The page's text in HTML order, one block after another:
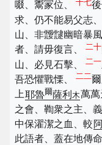
啜、鬻冡位、
求、仍不能易父志
山、非靉靆幽暗暴風
者、請毋復言、
二十
山、必見石擊、
二一
吾恐懼戰慄、 二二
上耶魯爾薩利 木萬萬
之會、鞫衆之主、
中保濯潔之血、較
此語者、蓋在地傳